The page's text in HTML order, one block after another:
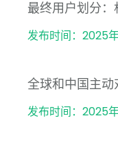
最终用户划分：
发布时间：2025
全球和中国主
发布时间：2025